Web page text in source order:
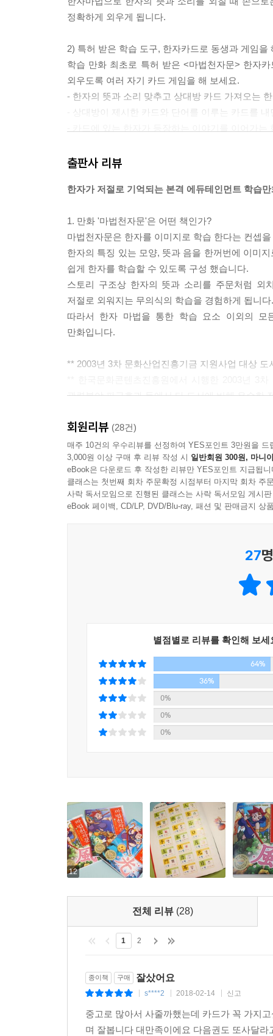
정확하게 외우게 됩니다.
2) 특허 받은 학습 도구, 한자카드로 동생과 게임을
학습 만화 최초로 특허 받은 <마법천자문> 한자
외우도록 여러 자기 카드 게임을 해 보세요.
- 한자의 뜻과 소리 맞추고 상대방 카드 가져오는
- 상대방이 제시한 카드와 단어를 이루는 카드를
3) 학습 페이지에서 앞에서 배운 한자 복습하세요!
있습니다. 또한 퀴즈 코너에서는 아빠와 함께 퀴
4) 마법천자문 홈페이지(www.magichanja.com)에
새로 개편된 마법천자문 홈페이지
이곳에 올린 독자들의 의견은 <마법천자문>을 만
5) 일상 생활에서 한자를 많이 사용하세요!
일상 생활에서 쓰이는 단어를 한자로 생각하는 습
‘주먹으로 싸우는 경기’로 스스로 해석할 수 있
출판사 리뷰
한자가 저절로 기억되는 본격 에듀테인먼트 학습만
1. 만화 '마법천자문'은 어떤 책인가?
마법천자문은 한자를 이미지로 학습 한다는 컨셉
한자의 특징 있는 모양, 뜻과 음을 한꺼번에 이미
쉽게 한자를 학습할 수 있도록 구성 했습니다.
스토리 구조상 한자의 뜻과 소리를 주문처럼 외
저절로 외워지는 무의식의 학습을 경험하게 됩니다.
따라서 한자 마법을 통한 학습 요소 이외의 모
만화입니다.
** 2003년 3차 문화산업진흥기금 지원사업 대상 도
관련분야 파급효과 등에서 타 도서에 비해 우수한
2. 만화 '마법천자문'을 펴내는 이유
① 한자교육의 필요성에 대한 사회적 요구가 점차
최근 유아에서 성인에 이르기까지 한자 학습에
2003년에 들어와서 년 3회로 늘어났으며 응시
대한 이해 능력이 높아져 다른 모든 교과공부를 잘
떨어져 수업에 지장이 있기 때문입니다. 교재도
그러나 대다수 기존 한자 학습서들은 쓰기 공부
역효과가 발생할 수 있습니다.
③ 한자에 흥미를 더해주는 에듀테인먼트 한자학
암기식 한자 학습의 부담을 덜고, 한자 자체에
것입니다.
이겨 아이들이 좋아하는 오락성만 가득한 책을 고
하지만 본 만화 '마법천자문'은 이런 점을 해결한
우수한 책, 엄마와 아이가 함께 선택할 수 있는 학
① 이미지 학습법을 구현한 학습만화입니다.
아이들은 처음 한자를 인식할 때 그림으로 이해
그리고 2단계로 뜻과 소리를 배우게 됩니다.
* 이미지학습의 구현 사례
예를 들어 한자 風이라는 글자를 보여줄 때 손
바람이 부는 마법을 만화상으로 보여줍니다. 이
회원리뷰 (28건)
매주 10건의 우수리뷰를 선정하여 YES포인트 3만원을 드
3,000원 이상 구매 후 리뷰 작성 시 일반회원 300원, 마니
eBook은 다운로드 후 작성한 리뷰만 YES포인트 지급됩니
클래스는 첫번째 회차 주문확정 시점부터 마지막 회차 주
사락 독서모임으로 진행된 클래스는 사락 독서모임 게시
eBook 페이백, CD/LP, DVD/Blu-ray, 패션 및 판매금지 상
27
별점별로 리뷰를 확인해 보세
64%
36%
0%
0%
0%
12
전체 리뷰 (28)
1 2
종이책 구매 잘샀어요
s****2 2018-02-14 신고
중고로 많아서 사줄까했는데 카드가 꼭 가지
며 잘봅니다 대만족이에요 다음권도 또사달